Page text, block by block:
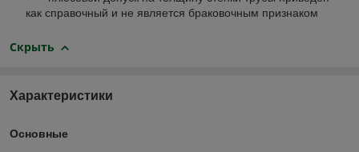
как справочный и не является браковочным признаком
Скрыть
Характеристики
Основные